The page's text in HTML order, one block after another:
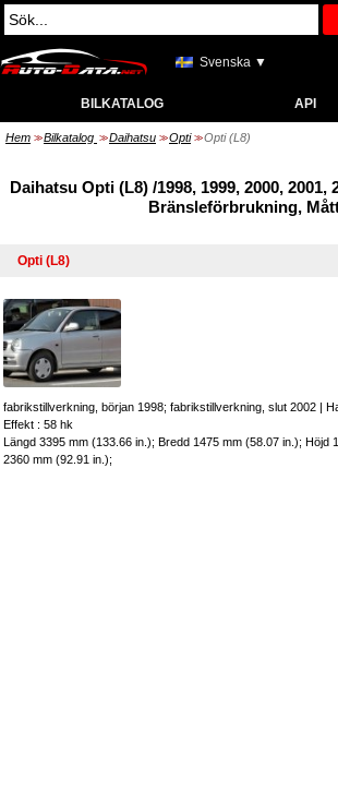
Svenska ▼
BILKATALOG API
Hem >> Bilkatalog >> Daihatsu >> Opti >> Opti (L8)
Daihatsu Opti (L8) /1998, 1999, 2000, 2001,
Bränsleförbrukning,
fabrikstillverkning, början 1998; fabrikstillverkning, slut 2002 |
Effekt : 58 hk
Längd 3395 mm (133.66 in.); Bredd 1475 mm (58.07 in.); Höjd
2360 mm (92.91 in.);